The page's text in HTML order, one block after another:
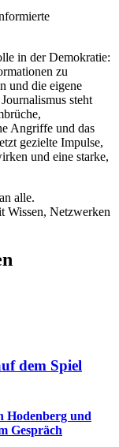
in der Demokratie:
zu
und die eigene
steht
Angriffe und das
gezielte Impulse,
und eine starke,
alle.
Wissen, Netzwerken
dem Spiel
Hodenberg und
Gespräch